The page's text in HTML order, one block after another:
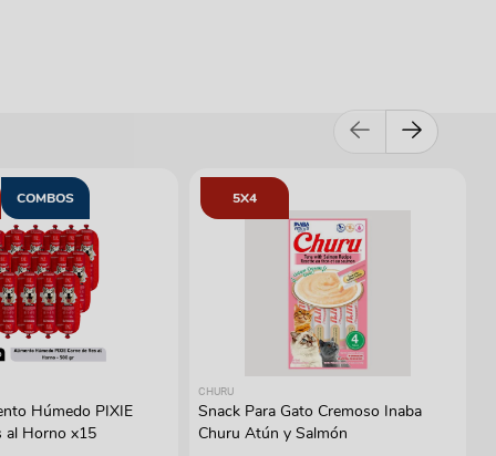
COMBOS
Húmedo PIXIE
al Horno x15
5X4
CHURU
Snack Para Gato Cremoso Inaba
Churu Atún y Salmón